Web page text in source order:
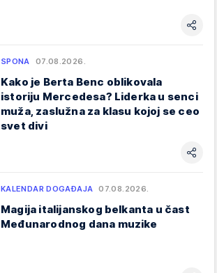
SPONA 07.08.2026.
Kako je Berta Benc oblikovala
istoriju Mercedesa? Liderka u senci
muža, zaslužna za klasu kojoj se ceo
svet divi
KALENDAR DOGAĐAJA 07.08.2026.
Magija italijanskog belkanta u čast
Međunarodnog dana muzike